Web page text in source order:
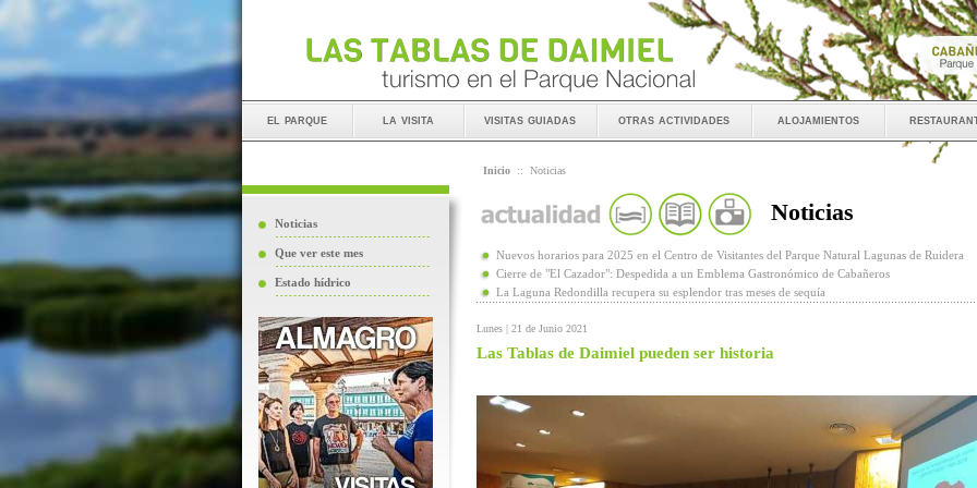
el parque la visita visitas guiadas otras actividades alojamientos
Noticias
Que ver este mes
Estado hídrico
Inicio :: Noticias
Noticias
Nuevos horarios para 2025 en el Centro de Visitantes del Parque Natural Lagunas de Ruidera
Cierre de "El Cazador": Despedida a un Emblema Gastronómico de Cabañeros
La Laguna Redondilla recupera su esplendor tras meses de sequía
Lunes | 21 de Junio 2021
Las Tablas de Daimiel pueden ser historia